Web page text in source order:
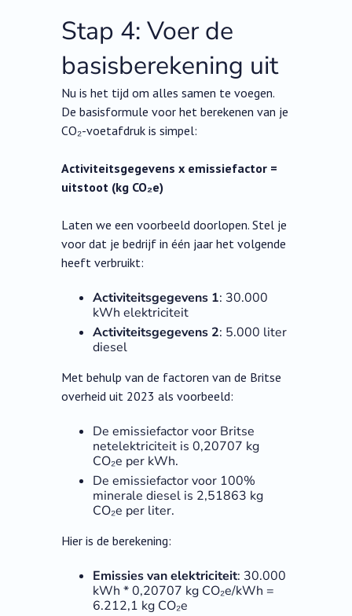
Stap 4: Voer de
basisberekening uit
Nu is het tijd om alles samen te voegen.
De basisformule voor het berekenen van je
CO₂-voetafdruk is simpel:
Activiteitsgegevens x emissiefactor =
uitstoot (kg CO₂e)
Laten we een voorbeeld doorlopen. Stel je
voor dat je bedrijf in één jaar het volgende
heeft verbruikt:
Activiteitsgegevens 1: 30.000
kWh elektriciteit
Activiteitsgegevens 2: 5.000 liter
diesel
Met behulp van de factoren van de Britse
overheid uit 2023 als voorbeeld:
De emissiefactor voor Britse
netelektriciteit is 0,20707 kg
CO₂e per kWh.
De emissiefactor voor 100%
minerale diesel is 2,51863 kg
CO₂e per liter.
Hier is de berekening:
Emissies van elektriciteit: 30.000
kWh * 0,20707 kg CO₂e/kWh =
6.212,1 kg CO₂e